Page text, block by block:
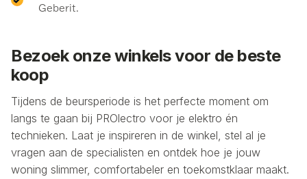
Geberit.
Bezoek onze winkels voor de beste
koop
Tijdens de beursperiode is het perfecte moment om
langs te gaan bij PROlectro voor je elektro én
technieken. Laat je inspireren in de winkel, stel al je
vragen aan de specialisten en ontdek hoe je jouw
woning slimmer, comfortabeler en toekomstklaar maakt.